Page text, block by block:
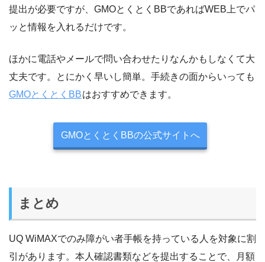
提出が必要ですが、GMOとくとくBBであればWEB上でパ
ッと情報を入れるだけです。
ほかに電話やメールで問い合わせたりなんかもしなくて大
丈夫です。とにかく早いし簡単。手続きの面からいっても
GMOとくとくBBはおすすめできます。
GMOとくとくBBの公式サイトへ
まとめ
UQ WiMAXでのみ障がい者手帳を持っている人を対象に割
引があります。本人確認書類などを提出することで、月額